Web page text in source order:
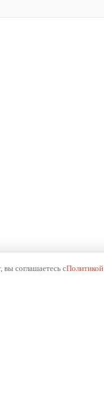
соглашаетесь сПолитикой